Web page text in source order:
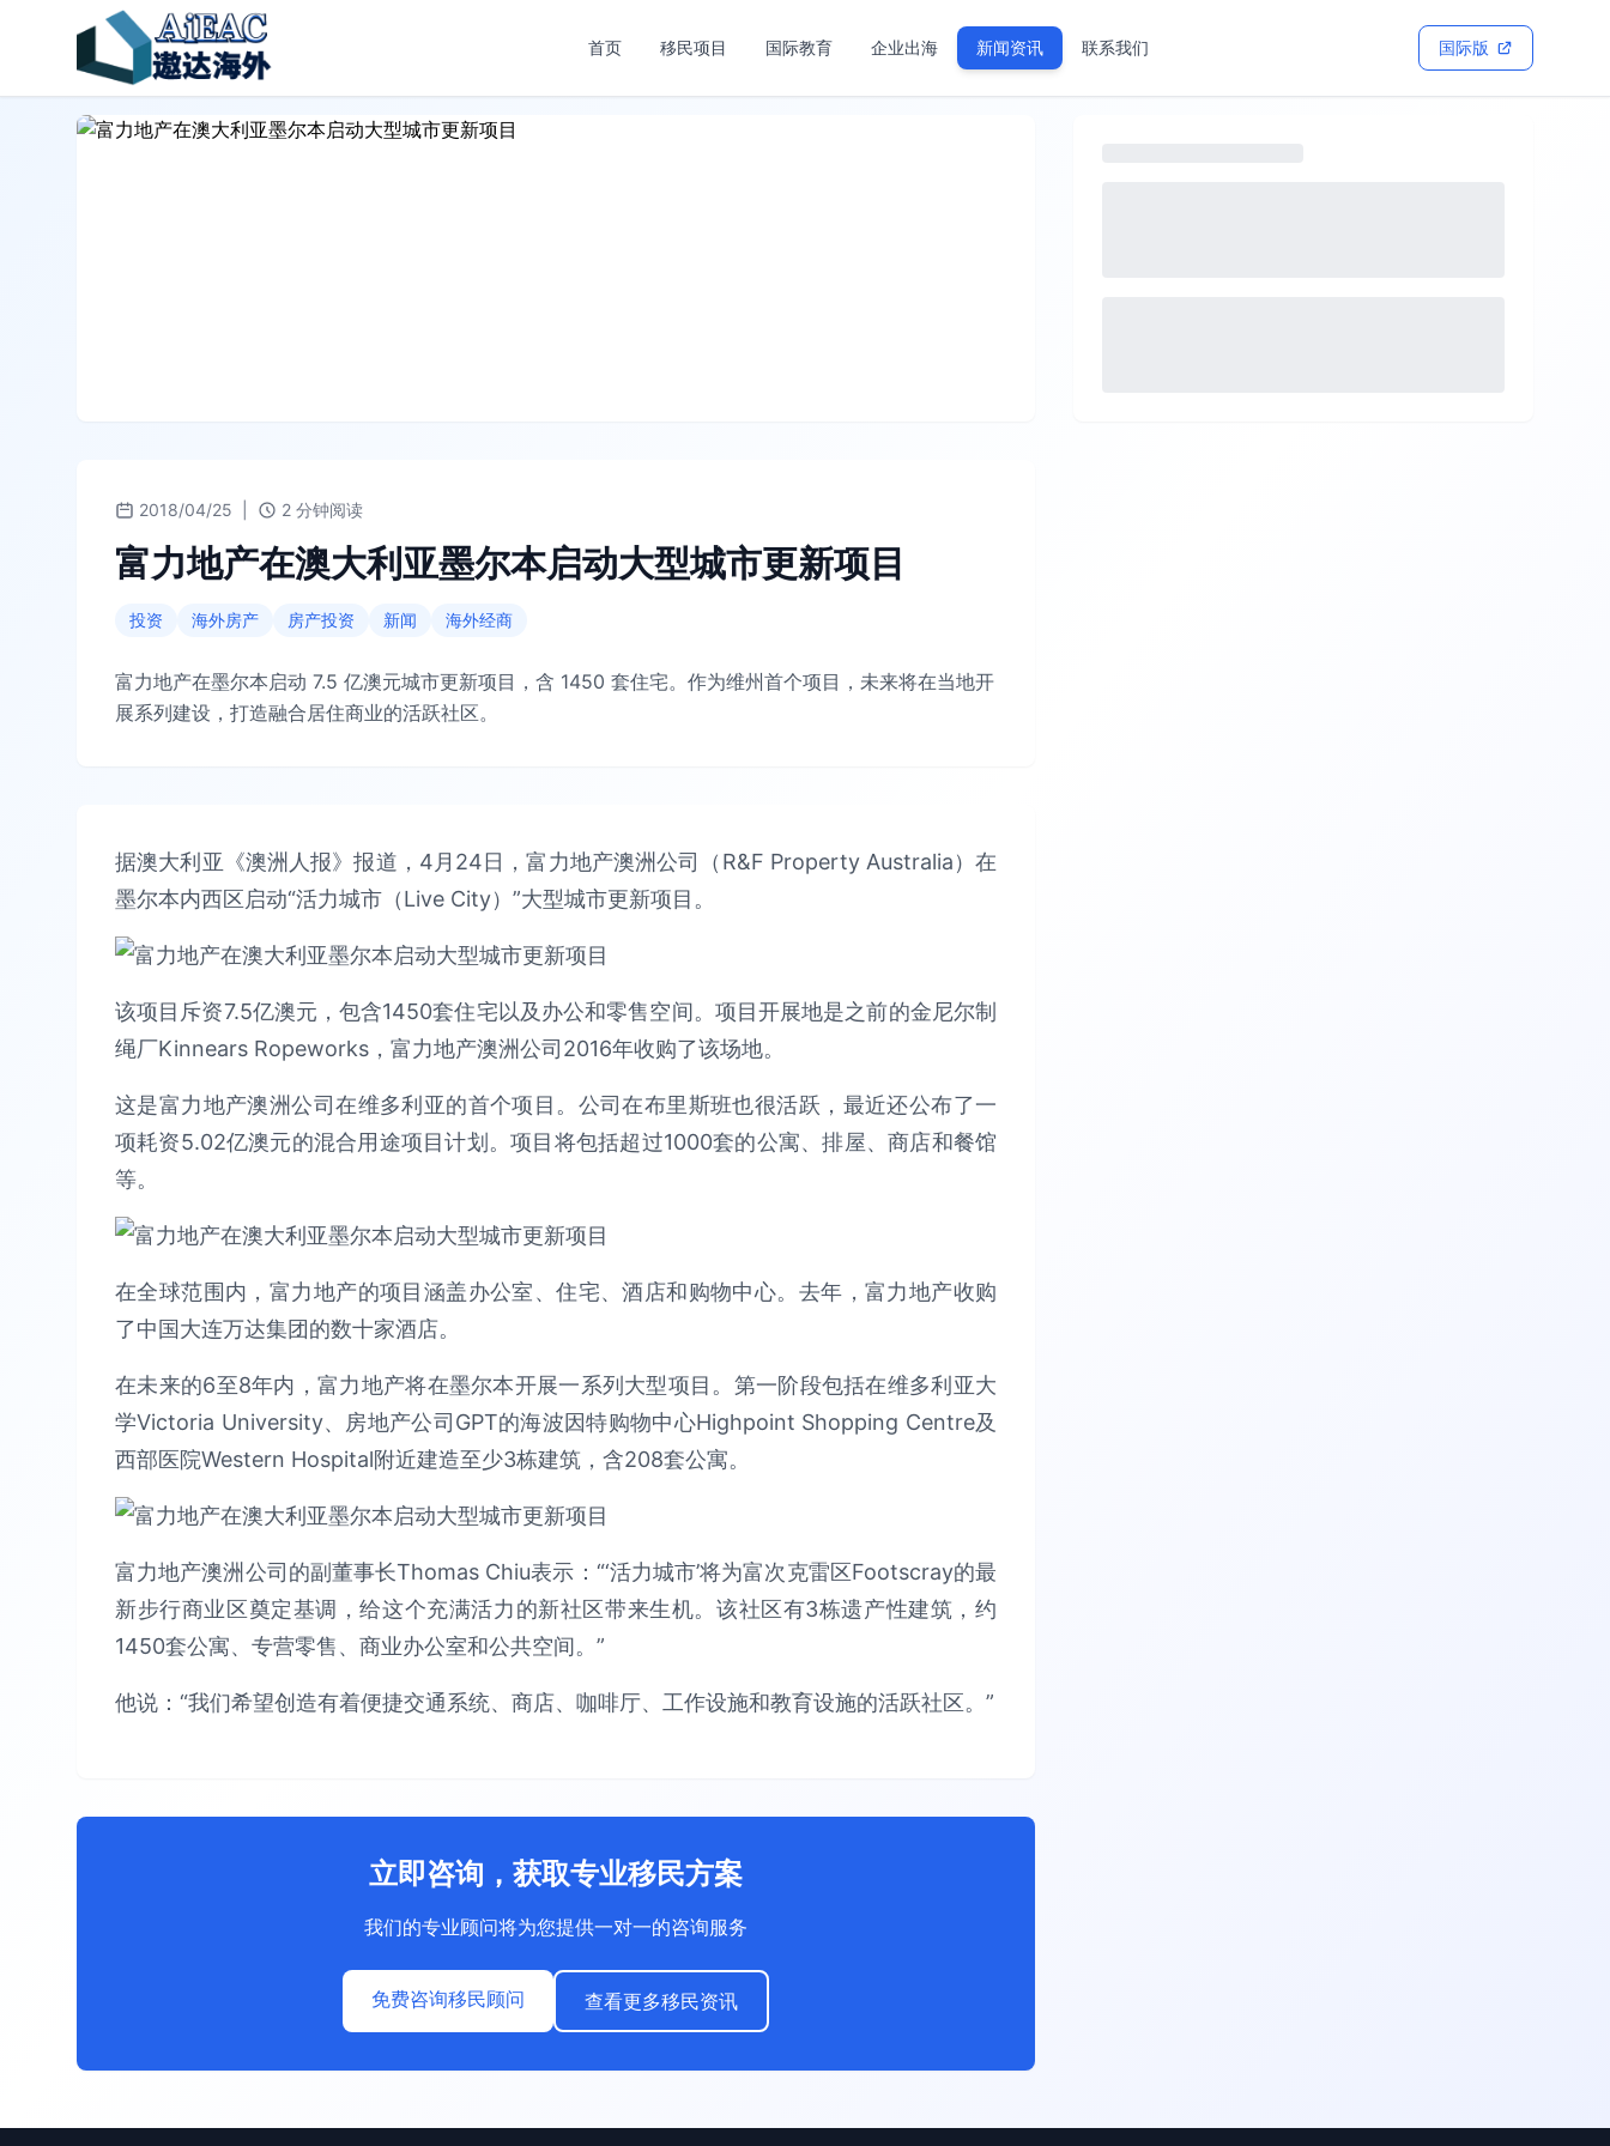
首页 移民项目 国际教育 企业出海 新闻资讯 联系我们 国际版
2018/04/25 2 分钟阅读
富力地产在澳大利亚墨尔本启动大型城市更新项目
投资 海外房产 房产投资 新闻 海外经商
富力地产在墨尔本启动 7.5 亿澳元城市更新项目，含 1450 套住宅。作为维州首个项目，未来将在当地开
展系列建设，打造融合居住商业的活跃社区。
据澳大利亚《澳洲人报》报道，4月24日，富力地产澳洲公司（R&F Property Australia）在
墨尔本内西区启动“活力城市（Live City）”大型城市更新项目。
该项目斥资7.5亿澳元，包含1450套住宅以及办公和零售空间。项目开展地是之前的金尼尔制
绳厂Kinnears Ropeworks，富力地产澳洲公司2016年收购了该场地。
这是富力地产澳洲公司在维多利亚的首个项目。公司在布里斯班也很活跃，最近还公布了一
项耗资5.02亿澳元的混合用途项目计划。项目将包括超过1000套的公寓、排屋、商店和餐馆
等。
在全球范围内，富力地产的项目涵盖办公室、住宅、酒店和购物中心。去年，富力地产收购
了中国大连万达集团的数十家酒店。
在未来的6至8年内，富力地产将在墨尔本开展一系列大型项目。第一阶段包括在维多利亚大
学Victoria University、房地产公司GPT的海波因特购物中心Highpoint Shopping Centre及
西部医院Western Hospital附近建造至少3栋建筑，含208套公寓。
富力地产澳洲公司的副董事长Thomas Chiu表示：“‘活力城市’将为富次克雷区Footscray的最
新步行商业区奠定基调，给这个充满活力的新社区带来生机。该社区有3栋遗产性建筑，约
1450套公寓、专营零售、商业办公室和公共空间。”
他说：“我们希望创造有着便捷交通系统、商店、咖啡厅、工作设施和教育设施的活跃社区。”
立即咨询，获取专业移民方案
我们的专业顾问将为您提供一对一的咨询服务
免费咨询移民顾问 查看更多移民资讯